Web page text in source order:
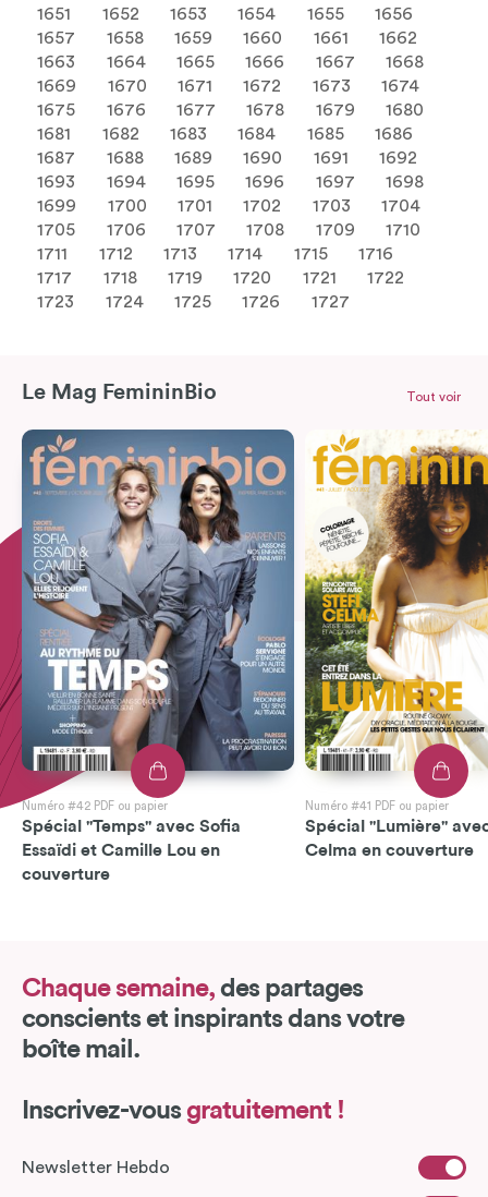
1651
1652 1653 1654 1655
1656
1657
1658 1659 1660 1661
1662
1663
1664 1665 1666 1667
1668
1669
1670 1671 1672 1673
1674
1675
1676 1677 1678 1679
1680
1681
1682 1683 1684 1685
1686
1687
1688 1689 1690 1691
1692
1693
1694 1695 1696 1697
1698
1699
1700 1701 1702 1703
1704
1705
1706 1707 1708 1709
1710
1711
1712 1713 1714 1715
1716
1717
1718 1719 1720 1721
1722
1723
1724 1725 1726 1727
Le Mag FemininBio
Numéro #42 PDF ou papier
Spécial "Temps" avec Sofia
Essaïdi et Camille Lou en
couverture
Numéro #41 PDF ou papier
Spécial "Lumière"
Celma en couverture
Tout voir
Chaque semaine, des partages
conscients et inspirants dans votre
boîte mail.
Inscrivez-vous gratuitement !
Newsletter Hebdo